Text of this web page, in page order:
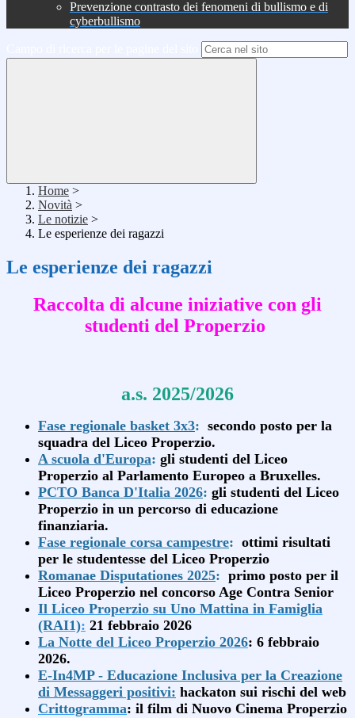
Prevenzione contrasto dei fenomeni di bullismo e di
cyberbullismo
Home >
Novità >
Le notizie >
Le esperienze dei ragazzi
Le esperienze dei ragazzi
Raccolta di alcune iniziative con gli
studenti del Properzio
a.s. 2025/2026
Fase regionale basket 3x3: secondo posto per la
squadra del Liceo Properzio.
A scuola d'Europa: gli studenti del Liceo
Properzio al Parlamento Europeo a Bruxelles.
PCTO Banca D'Italia 2026: gli studenti del Liceo
Properzio in un percorso di educazione
finanziaria.
Fase regionale corsa campestre: ottimi risultati
per le studentesse del Liceo Properzio
Romanae Disputationes 2025: primo posto per il
Liceo Properzio nel concorso Age Contra Senior
Il Liceo Properzio su Uno Mattina in Famiglia
(RAI1): 21 febbraio 2026
La Notte del Liceo Properzio 2026: 6 febbraio
2026.
E-In4MP - Educazione Inclusiva per la Creazione
di Messaggeri positivi: hackaton sui rischi del web
Crittogramma: il film di Nuovo Cinema Properzio